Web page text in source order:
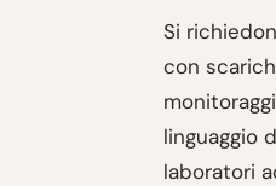
Si
con
linguaggio
laboratori